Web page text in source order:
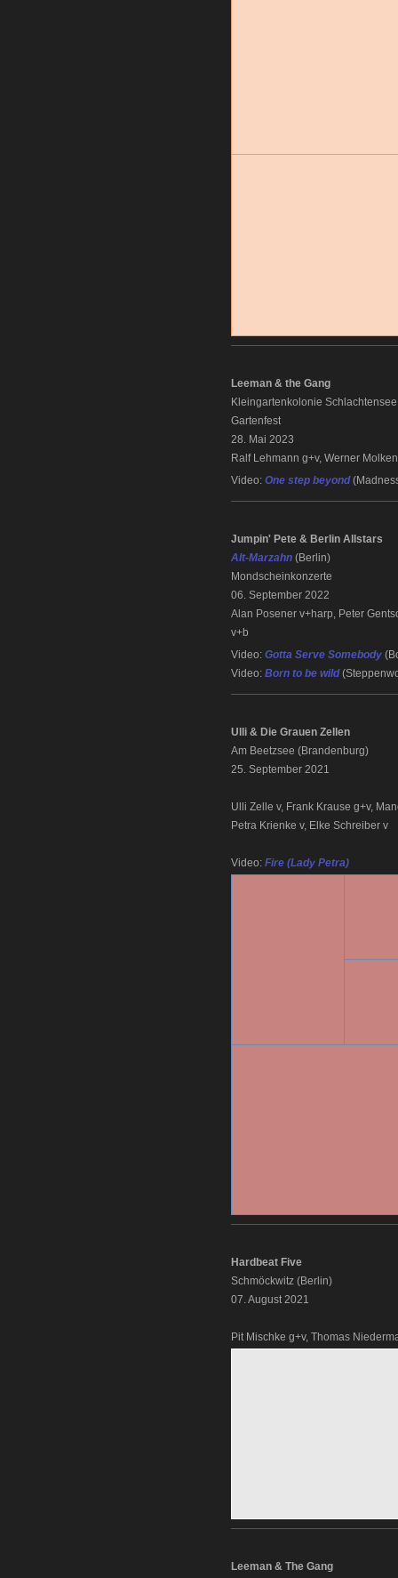
Leeman & the Gang
Kleingartenkolonie
Gartenfest
28. Mai 2023
Ralf Lehmann g+v, Werner
Video: One step beyond
Jumpin' Pete & Berlin Allstars
Alt-Marzahn (Berlin)
Mondscheinkonzerte
06. September 2022
Alan Posener v+harp, Peter
v+b
Video: Gotta Serve Somebody
Video: Born to be wild
Ulli & Die Grauen Zellen
Am Beetzsee (Brandenburg)
25. September 2021
Ulli Zelle v, Frank Krause g+v,
Petra Krienke v, Elke Schreiber v
Video: Fire (Lady Petra)
Hardbeat Five
Schmöckwitz (Berlin)
07. August 2021
Pit Mischke g+v, Thomas
Leeman & The Gang